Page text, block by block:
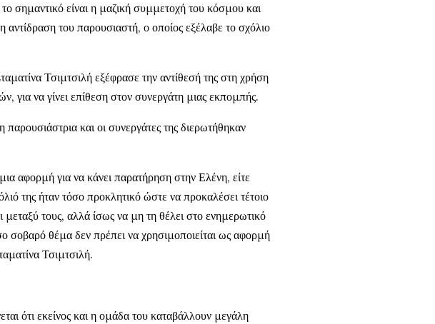
σημαντικό είναι η μαζική συμμετοχή του κόσμου και
του παρουσιαστή, ο οποίος εξέλαβε το σχόλιο
Τσιμτσιλή εξέφρασε την αντίθεσή της στη χρήση
για να γίνει επίθεση στον συνεργάτη μιας εκπομπής.
και οι συνεργάτες της διερωτήθηκαν
αφορμή για να κάνει παρατήρηση στην Ελένη, είτε
της ήταν τόσο προκλητικό ώστε να προκαλέσει τέτοιο
τους, αλλά ίσως να μη τη θέλει στο ενημερωτικό
σοβαρό θέμα δεν πρέπει να χρησιμοποιείται ως αφορμή
Τσιμτσιλή.
ότι εκείνος και η ομάδα του καταβάλλουν μεγάλη